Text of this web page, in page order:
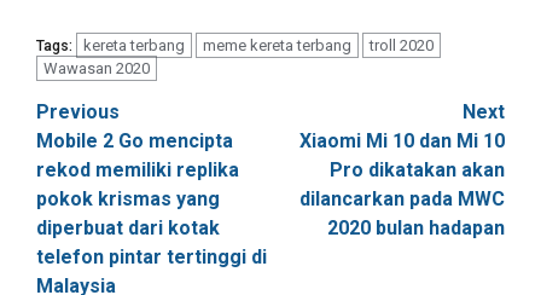
Tags: kereta terbang meme kereta terbang
troll 2020
Wawasan 2020
Post
navigation
Previous
Mobile 2 Go mencipta
rekod memiliki replika
pokok krismas yang
diperbuat dari kotak
telefon pintar tertinggi di
Malaysia
Next
Xiaomi Mi 10 dan Mi 10
Pro dikatakan akan
dilancarkan pada MWC
2020 bulan hadapan